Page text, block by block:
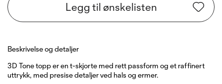
Legg til ønskelisten
Beskrivelse og detaljer
3D Tone topp er en t-skjorte med rett passform og et raffinert
uttrykk, med presise detaljer ved hals og ermer.